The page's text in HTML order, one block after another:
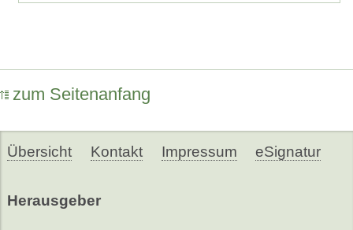
zum Seitenanfang
Übersicht Kontakt Impressum eSignatur
Herausgeber